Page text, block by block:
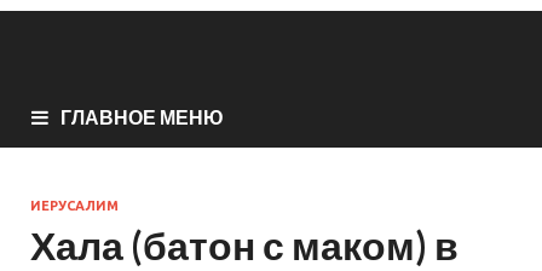
ГЛАВНОЕ МЕНЮ
ИЕРУСАЛИМ
Хала (батон с маком) в